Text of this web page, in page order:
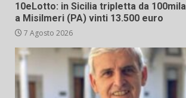
10eLotto: in Sicilia tripletta da
a Misilmeri (PA) vinti 13.500 euro
7 Agosto 2026